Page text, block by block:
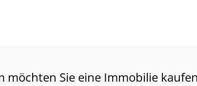
möchten Sie eine Immobilie